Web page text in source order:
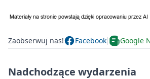
Zaobserwuj nas! Facebook Google
Nadchodzące wydarzenia